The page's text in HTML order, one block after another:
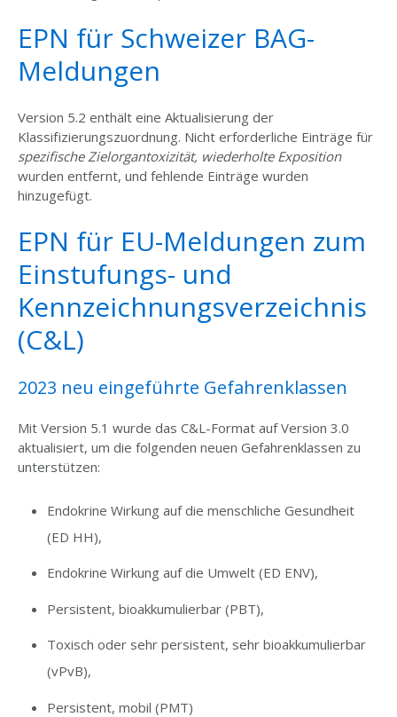
EPN für Schweizer BAG-
Meldungen
Version 5.2 enthält eine Aktualisierung der
Klassifizierungszuordnung. Nicht erforderliche Einträge für
spezifische Zielorgantoxizität, wiederholte Exposition
wurden entfernt, und fehlende Einträge wurden
hinzugefügt.
EPN für EU-Meldungen zum
Einstufungs- und
Kennzeichnungsverzeichnis
(C&L)
2023 neu eingeführte Gefahrenklassen
Mit Version 5.1 wurde das C&L-Format auf Version 3.0
aktualisiert, um die folgenden neuen Gefahrenklassen zu
unterstützen:
Endokrine Wirkung auf die menschliche Gesundheit
(ED HH),
Endokrine Wirkung auf die Umwelt (ED ENV),
Persistent, bioakkumulierbar (PBT),
Toxisch oder sehr persistent, sehr bioakkumulierbar
(vPvB),
Persistent, mobil (PMT)